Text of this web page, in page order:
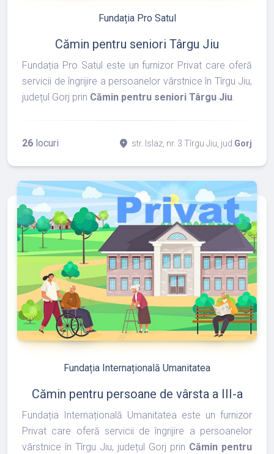
Fundația Pro Satul
Cămin pentru seniori Târgu Jiu
Fundația Pro Satul este un furnizor Privat care oferă
servicii de îngrijire a persoanelor vârstnice în Tîrgu Jiu,
județul Gorj prin Cămin pentru seniori Târgu Jiu.
26 locuri place str. Islaz, nr. 3 Tîrgu Jiu, jud. Gorj
refresh edit
Fundația Internațională Umanitatea
Cămin pentru persoane de vârsta a III-a
Fundația Internațională Umanitatea este un furnizor
Privat care oferă servicii de îngrijire a persoanelor
vârstnice în Tîrgu Jiu, județul Gorj prin Cămin pentru